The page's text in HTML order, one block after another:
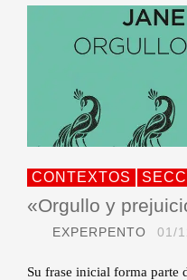
CONTEXTOS
«Orgullo y
EXPERPENTO 01/
Su frase inicial forma parte